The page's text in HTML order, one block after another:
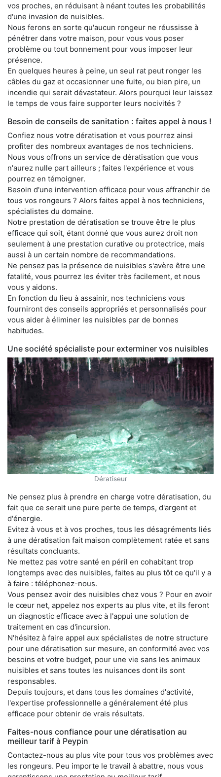
vos proches, en réduisant à néant toutes les probabilités
d'une invasion de nuisibles.
Nous ferons en sorte qu'aucun rongeur ne réussisse à
pénétrer dans votre maison, pour vous vous poser
problème ou tout bonnement pour vous imposer leur
présence.
En quelques heures à peine, un seul rat peut ronger les
câbles du gaz et occasionner une fuite, ou bien pire, un
incendie qui serait dévastateur. Alors pourquoi leur laissez
le temps de vous faire supporter leurs nocivités ?
Besoin de conseils de sanitation : faites appel à nous !
Confiez nous votre dératisation et vous pourrez ainsi
profiter des nombreux avantages de nos techniciens.
Nous vous offrons un service de dératisation que vous
n'aurez nulle part ailleurs ; faites l'expérience et vous
pourrez en témoigner.
Besoin d'une intervention efficace pour vous affranchir de
tous vos rongeurs ? Alors faites appel à nos techniciens,
spécialistes du domaine.
Notre prestation de dératisation se trouve être le plus
efficace qui soit, étant donné que vous aurez droit non
seulement à une prestation curative ou protectrice, mais
aussi à un certain nombre de recommandations.
Ne pensez pas la présence de nuisibles s'avère être une
fatalité, vous pourrez les éviter très facilement, et nous
vous y aidons.
En fonction du lieu à assainir, nos techniciens vous
fourniront des conseils appropriés et personnalisés pour
vous aider à éliminer les nuisibles par de bonnes
habitudes.
Une société spécialiste pour exterminer vos nuisibles
Dératiseur
Ne pensez plus à prendre en charge votre dératisation, du
fait que ce serait une pure perte de temps, d'argent et
d'énergie.
Evitez à vous et à vos proches, tous les désagréments liés
à une dératisation fait maison complètement ratée et sans
résultats concluants.
Ne mettez pas votre santé en péril en cohabitant trop
longtemps avec des nuisibles, faites au plus tôt ce qu'il y a
à faire : téléphonez-nous.
Vous pensez avoir des nuisibles chez vous ? Pour en avoir
le cœur net, appelez nos experts au plus vite, et ils feront
un diagnostic efficace avec à l'appui une solution de
traitement en cas d'incursion.
N'hésitez à faire appel aux spécialistes de notre structure
pour une dératisation sur mesure, en conformité avec vos
besoins et votre budget, pour une vie sans les animaux
nuisibles et sans toutes les nuisances dont ils sont
responsables.
Depuis toujours, et dans tous les domaines d'activité,
l'expertise professionnelle a généralement été plus
efficace pour obtenir de vrais résultats.
Faites-nous confiance pour une dératisation au
meilleur tarif à Peypin
Contactez-nous au plus vite pour tous vos problèmes avec
les rongeurs. Peu importe le travail à abattre, nous vous